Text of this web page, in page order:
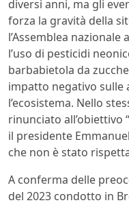
diversi anni, ma gli
forza la gravità della
l’Assemblea
l’uso di pesticidi
barbabietola da
impatto negativo sulle
l’ecosistema. Nello
rinunciato all’obiettivo
il presidente
che non è stato
A conferma delle
del 2023 condotto in